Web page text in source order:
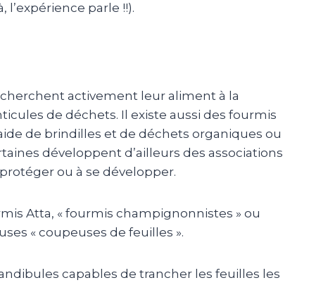
l’expérience parle !!).
activement leur aliment à la
de déchets. Il existe aussi des fourmis
de brindilles et de déchets organiques ou
développent d’ailleurs des associations
ou à se développer.
Atta, « fourmis champignonnistes » ou
« coupeuses de feuilles ».
capables de trancher les feuilles les